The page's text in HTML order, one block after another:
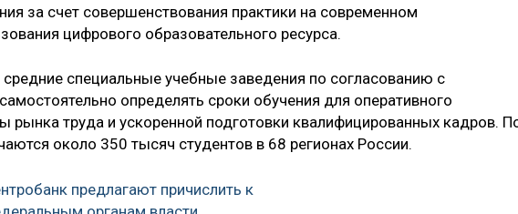
за счет совершенствования практики на современном
цифрового образовательного ресурса.
специальные учебные заведения по согласованию с
определять сроки обучения для оперативного
рынка труда и ускоренной подготовки квалифицированных кадров.
около 350 тысяч студентов в 68 регионах России.
предлагают причислить к